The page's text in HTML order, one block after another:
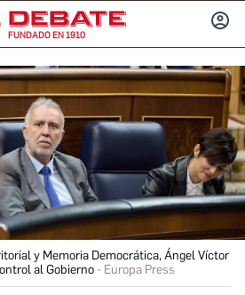
FUNDADO EN 1910
y Memoria Democrática, Ángel Víctor
al Gobierno
Europa Press